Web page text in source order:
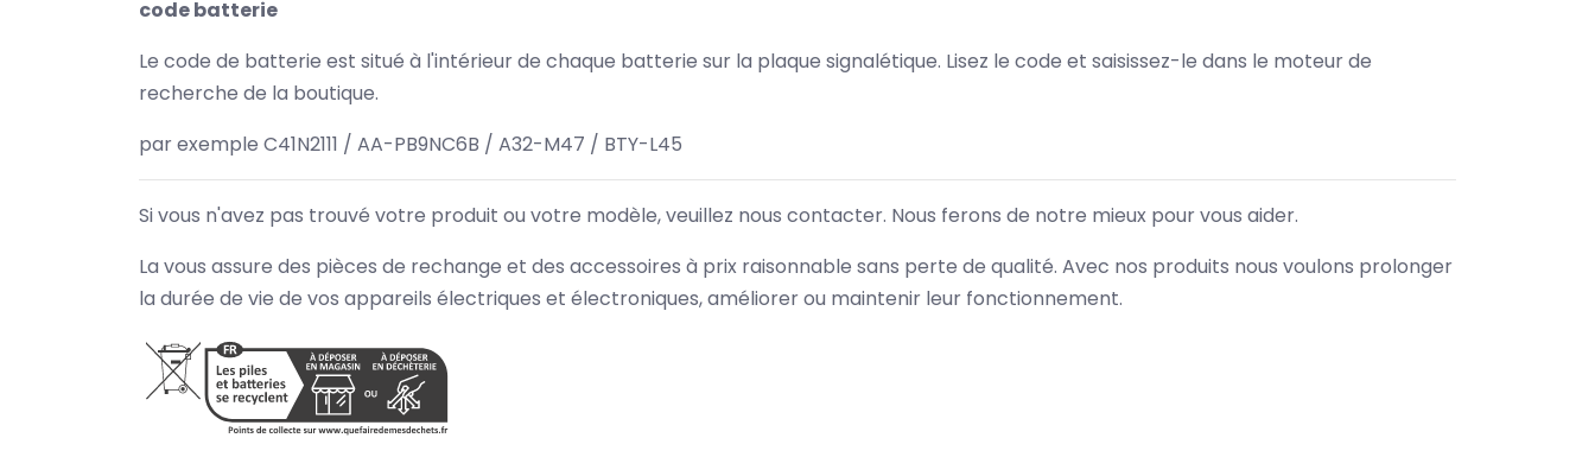
code batterie
Le code de batterie est situé à l'intérieur de chaque batterie sur la plaque signalétique. Lisez le code et saisissez-le dans le moteur de
recherche de la boutique.
par exemple C41N2111 / AA-PB9NC6B / A32-M47 / BTY-L45
Si vous n'avez pas trouvé votre produit ou votre modèle, veuillez nous contacter. Nous ferons de notre mieux pour vous aider.
La vous assure des pièces de rechange et des accessoires à prix raisonnable sans perte de qualité. Avec nos produits nous voulons prolonger
la durée de vie de vos appareils électriques et électroniques, améliorer ou maintenir leur fonctionnement.